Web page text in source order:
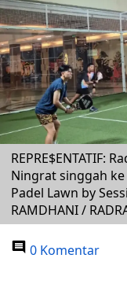
REPRE$ENTATIF:
Ningrat singgah
Padel Lawn by
RAMDHANI /
0 Komentar